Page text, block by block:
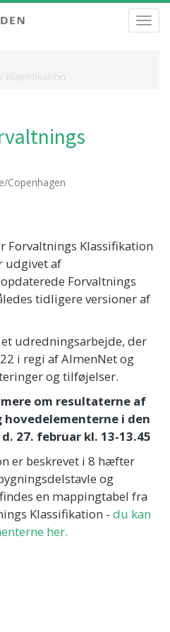
Klassifikation
Copenhagen
Forvaltnings Klassifikation
udgivet af
Forvaltnings
tidligere versioner af
udredningsarbejde, der
i regi af AlmenNet og
og tilføjelser.
om resultaterne af
i den
27. februar kl. 13-13.45
er beskrevet i 8 hæfter
og
en mappingtabel fra
Klassifikation - du kan
her.